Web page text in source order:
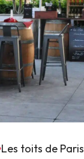
Les toits de Paris